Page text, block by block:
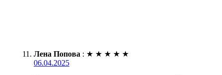
Лена Попова : ★ ★ ★ ★ ★
06.04.2025